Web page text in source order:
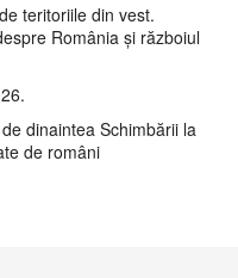
teritoriile din vest.
România și războiul
dinaintea Schimbării la
de români